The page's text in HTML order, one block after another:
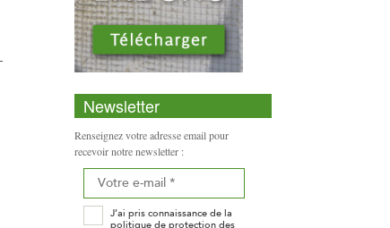
Newsletter
Renseignez votre adresse email pour
recevoir notre newsletter :